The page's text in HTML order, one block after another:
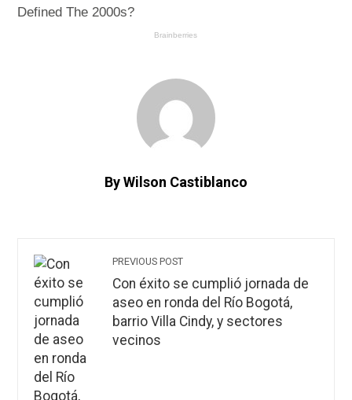
By Wilson Castiblanco
PREVIOUS POST
Con éxito se cumplió jornada de
aseo en ronda del Río Bogotá,
barrio Villa Cindy, y sectores
vecinos